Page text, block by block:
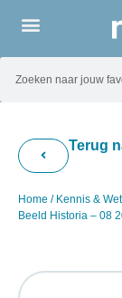
Terug
Home / Kennis &
Beeld Historia – 08